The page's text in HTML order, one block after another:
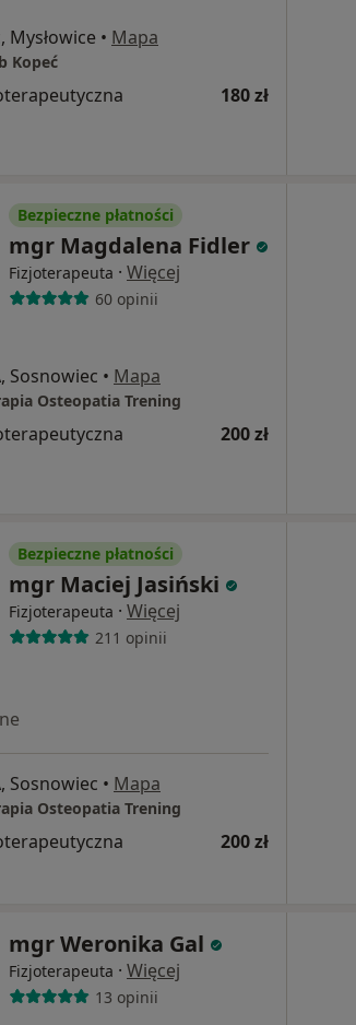
Mysłowice • Mapa
Kopeć
180 zł
Bezpieczne płatności
mgr Magdalena Fidler
Fizjoterapeuta · Więcej
60 opinii
Sosnowiec • Mapa
Osteopatia Trening
200 zł
Bezpieczne płatności
mgr Maciej Jasiński
Fizjoterapeuta · Więcej
211 opinii
Sosnowiec • Mapa
Osteopatia Trening
200 zł
mgr Weronika Gal
Fizjoterapeuta · Więcej
13 opinii